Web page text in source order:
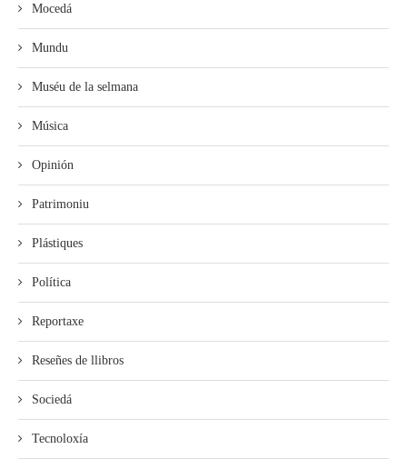
Mocedá
Mundu
Muséu de la selmana
Música
Opinión
Patrimoniu
Plástiques
Política
Reportaxe
Reseñes de llibros
Sociedá
Tecnoloxía